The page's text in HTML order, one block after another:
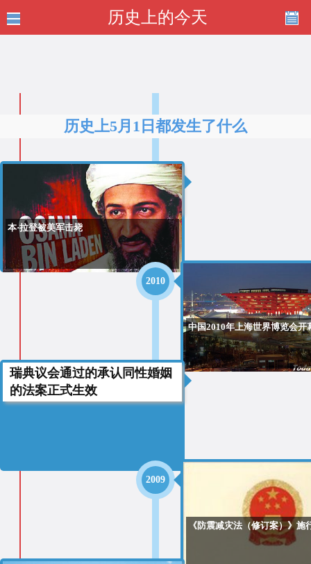
历史上的今天
历史上5月1日都发生了什么
2011
本·拉登被美军击毙
2010
中国2010年上海世界博览会开
2009
瑞典议会通过的承认同性婚姻
的法案正式生效
2009
《防震减灾法（修订案）》施